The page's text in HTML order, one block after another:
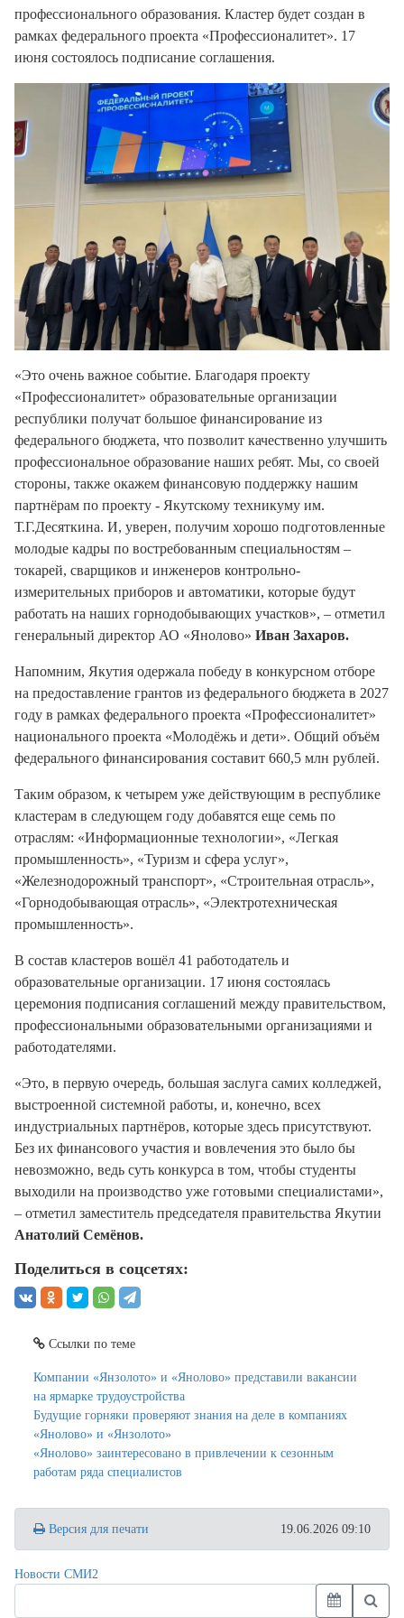
профессионального образования. Кластер будет создан в
рамках федерального проекта «Профессионалитет». 17
июня состоялось подписание соглашения.
«Это очень важное событие. Благодаря проекту
«Профессионалитет» образовательные организации
республики получат большое финансирование из
федерального бюджета, что позволит качественно улучшить
профессиональное образование наших ребят. Мы, со своей
стороны, также окажем финансовую поддержку нашим
партнёрам по проекту - Якутскому техникуму им.
Т.Г.Десяткина. И, уверен, получим хорошо подготовленные
молодые кадры по востребованным специальностям –
токарей, сварщиков и инженеров контрольно-
измерительных приборов и автоматики, которые будут
работать на наших горнодобывающих участков», – отметил
генеральный директор АО «Янолово» Иван Захаров.
Напомним, Якутия одержала победу в конкурсном отборе
на предоставление грантов из федерального бюджета в 2027
году в рамках федерального проекта «Профессионалитет»
национального проекта «Молодёжь и дети». Общий объём
федерального финансирования составит 660,5 млн рублей.
Таким образом, к четырем уже действующим в республике
кластерам в следующем году добавятся еще семь по
отраслям: «Информационные технологии», «Легкая
промышленность», «Туризм и сфера услуг»,
«Железнодорожный транспорт», «Строительная отрасль»,
«Горнодобывающая отрасль», «Электротехническая
промышленность».
В состав кластеров вошёл 41 работодатель и
образовательные организации. 17 июня состоялась
церемония подписания соглашений между правительством,
профессиональными образовательными организациями и
работодателями.
«Это, в первую очередь, большая заслуга самих колледжей,
выстроенной системной работы, и, конечно, всех
индустриальных партнёров, которые здесь присутствуют.
Без их финансового участия и вовлечения это было бы
невозможно, ведь суть конкурса в том, чтобы студенты
выходили на производство уже готовыми специалистами»,
– отметил заместитель председателя правительства Якутии
Анатолий Семёнов.
Поделиться в соцсетях:
Ссылки по теме
Компании «Янзолото» и «Янолово» представили вакансии
на ярмарке трудоустройства
Будущие горняки проверяют знания на деле в компаниях
«Янолово» и «Янзолото»
«Янолово» заинтересовано в привлечении к сезонным
работам ряда специалистов
Версия для печати 19.06.2026 09:10
Новости СМИ2